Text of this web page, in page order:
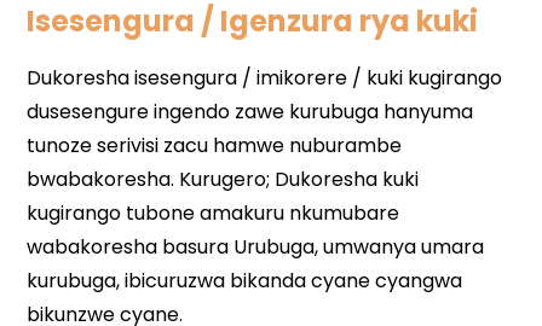
Isesengura / Igenzura rya kuki